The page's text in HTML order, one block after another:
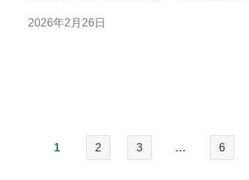
优势 香港服务器提供了多个方面的优势，使其成为企业和
2026年2月26日
1 2 3 … 6